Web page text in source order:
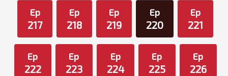
Ep
217
Ep
218
Ep
219
Ep
220
Ep
221
Ep
222
Ep
223
Ep
224
Ep
225
Ep
226